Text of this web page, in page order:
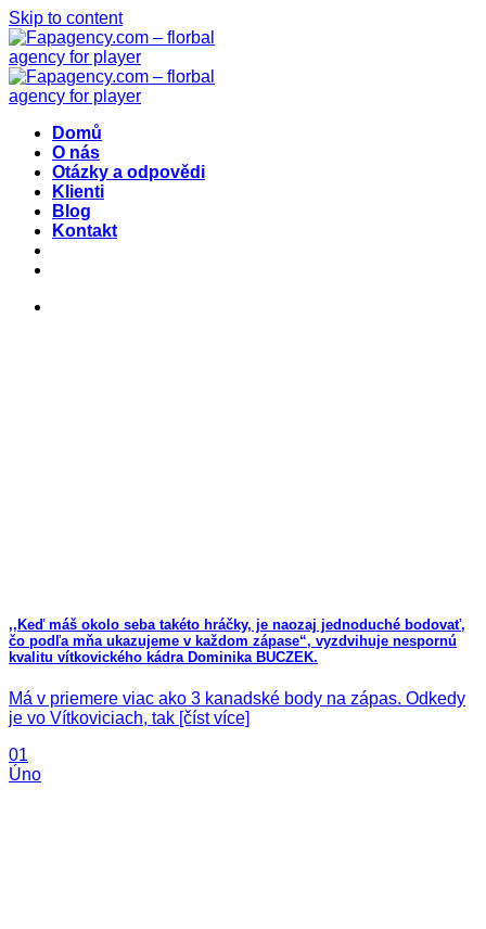
Skip to content
Domů
O nás
Otázky a odpovědi
Klienti
Blog
Kontakt
,,Keď máš okolo seba takéto hráčky, je naozaj jednoduché bodovať,
čo podľa mňa ukazujeme v každom zápase“, vyzdvihuje nespornú
kvalitu vítkovického kádra Dominika BUCZEK.
Má v priemere viac ako 3 kanadské body na zápas. Odkedy
je vo Vítkoviciach, tak [číst více]
01
Úno